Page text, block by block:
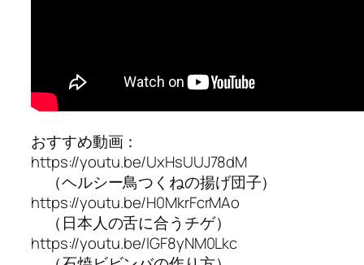
おすすめ動画：
https://youtu.be/UxHsUUJ78dM
（ヘルシー鳥つくねの揚げ団子）
https://youtu.be/H0MkrFcrMAo
（日本人の舌に合うチゲ）
https://youtu.be/lGF8yNM0Lkc